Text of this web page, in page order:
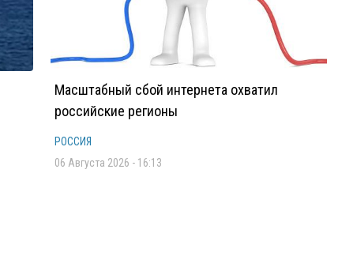
Масштабный сбой интернета охватил
российские регионы
РОССИЯ
06 Августа 2026 - 16:13